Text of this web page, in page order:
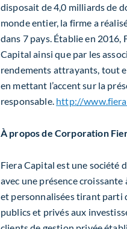
disposait de 4,0 milliards de
monde entier, la firme a
dans 7 pays. Établie en
Capital ainsi que par les
rendements attrayants, tout
en mettant l’accent sur la
responsable. http://
À propos de Corporation
Fiera Capital est une société
avec une présence
et personnalisées tirant parti
publics et privés aux